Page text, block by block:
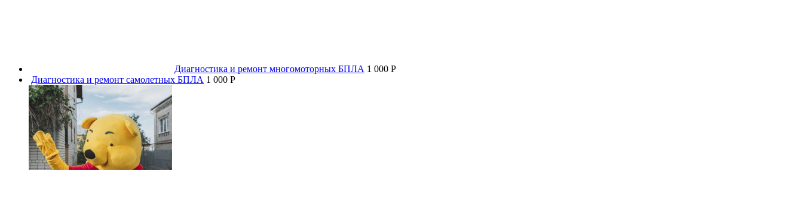
Диагностика и ремонт многомоторных БПЛА 1 000 P
Диагностика и ремонт самолетных БПЛА 1 000 P